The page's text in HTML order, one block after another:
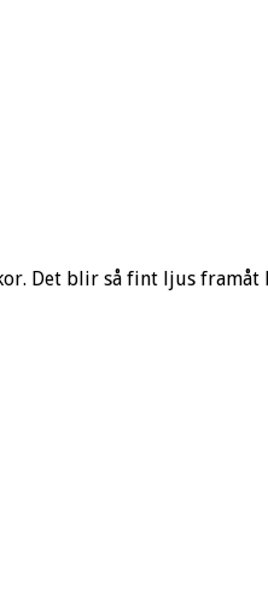
Det blir så fint ljus framåt